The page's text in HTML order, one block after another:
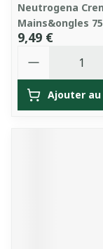
Neutrogena
Mains&ongles
9,49 €
Ajouter